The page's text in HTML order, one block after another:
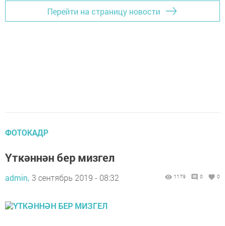
Перейти на страницу новости
ФОТОКАДР
Үткәннән бер мизгел
admin, 3 сентябрь 2019 - 08:32 1179 0 0